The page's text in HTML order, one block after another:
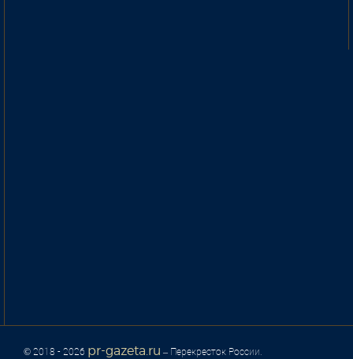
© 2018 - 2026 pr-gazeta.ru – Перекресток России.